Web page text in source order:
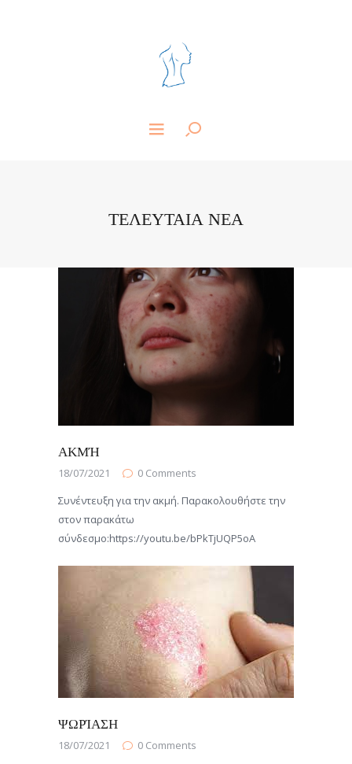
ΤΕΛΕΥΤΑΙΑ ΝΕΑ
ΑΚΜΉ
18/07/2021 0 Comments
Συνέντευξη για την ακμή. Παρακολουθήστε την
στον παρακάτω
σύνδεσμο:https://youtu.be/bPkTjUQP5oA
ΨΩΡΊΑΣΗ
18/07/2021 0 Comments